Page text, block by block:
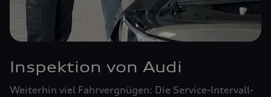
Inspektion von Audi
Weiterhin viel Fahrvergnügen: Die Service-Intervall-